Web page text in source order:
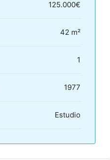
125.000€
42 m²
1
1977
Estudio